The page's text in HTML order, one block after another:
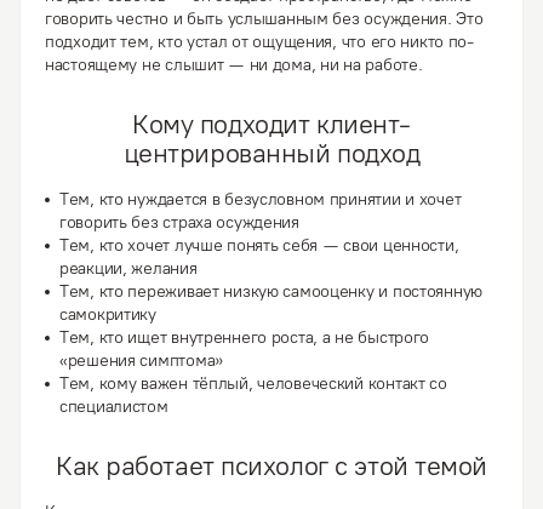
говорить честно и быть услышанным без осуждения. Это
подходит тем, кто устал от ощущения, что его никто по-
настоящему не слышит — ни дома, ни на работе.
Кому подходит клиент-
центрированный подход
Тем, кто нуждается в безусловном принятии и хочет
говорить без страха осуждения
Тем, кто хочет лучше понять себя — свои ценности,
реакции, желания
Тем, кто переживает низкую самооценкуи постоянную
самокритику
Тем, кто ищет внутреннего роста, а не быстрого
«решения симптома»
Тем, кому важен тёплый, человеческий контактсо
специалистом
Как работает психолог с этой темой